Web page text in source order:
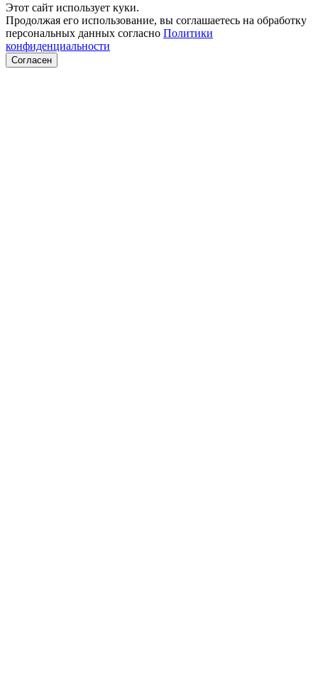
Этот сайт использует куки.
Продолжая его использование, вы соглашаетесь на обработку
персональных данных согласно Политики
конфиденциальности
Согласен